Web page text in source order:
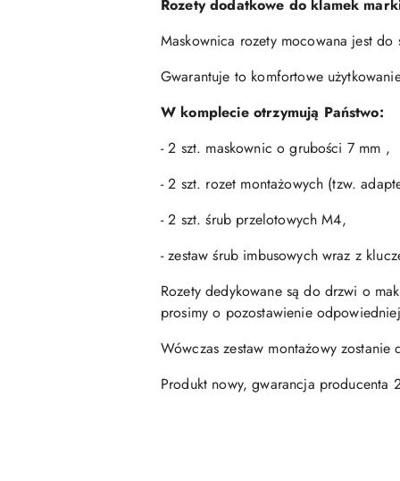
Rozety dodatkowe do klamek
Maskownica rozety mocowana jest
Gwarantuje to komfortowe
W komplecie otrzymują Państwo:
- 2 szt. maskownic o grubości 7 mm ,
- 2 szt. rozet montażowych (tzw.
- 2 szt. śrub przelotowych M4,
- zestaw śrub imbusowych wraz z
Rozety dedykowane są do drzwi o
prosimy o pozostawienie
Wówczas zestaw montażowy zostanie
Produkt nowy, gwarancja producenta